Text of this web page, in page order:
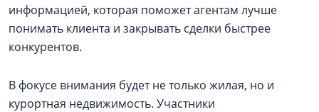
информацией, которая поможет агентам лучше
понимать клиента и закрывать сделки быстрее
конкурентов.
В фокусе внимания будет не только жилая, но и
курортная недвижимость. Участники